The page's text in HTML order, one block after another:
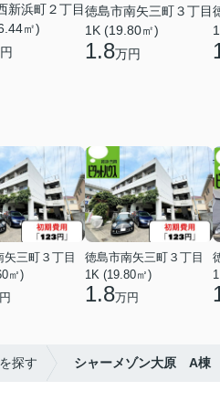
新浜町２丁目
㎡)
徳島市南矢三町３丁目
1K (19.80㎡)
1.8万円
矢三町３丁目
㎡)
徳島市南矢三町３丁目
1K (19.80㎡)
1.8万円
探す シャーメゾン大原 A棟